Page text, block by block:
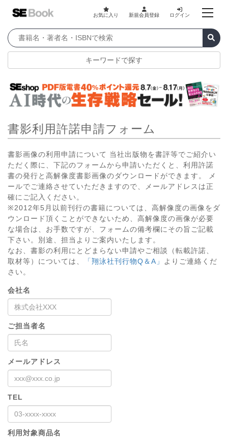
お気に入り 新規会員登録 ログイン
キーワードで探す
書影利用許諾申請フォーム
書影画像の利用申請について 当社出版物を書評等でご紹介い
ただく際に、下記のフォームから申請いただくと、利用許諾
書の発行と高解像度書影画像のダウンロードができます。 メ
ールでご連絡させていただきますので、メールアドレスは正
確にご記入ください。
※2012年5月以前刊行の書籍については、高解像度の画像をダ
ウンロード頂くことができないため、高解像度の画像が必要
な場合は、お手数ですが、フォームの備考欄にその旨ご記載
下さい。別途、担当よりご案内いたします。
なお、書影の利用にとどまらない申請やご相談（転載許諾、
取材等）については、
「翔泳社刊行物Q＆A」
よりご連絡くだ
さい。
会社名
ご担当者名
メールアドレス
TEL
利用対象商品名